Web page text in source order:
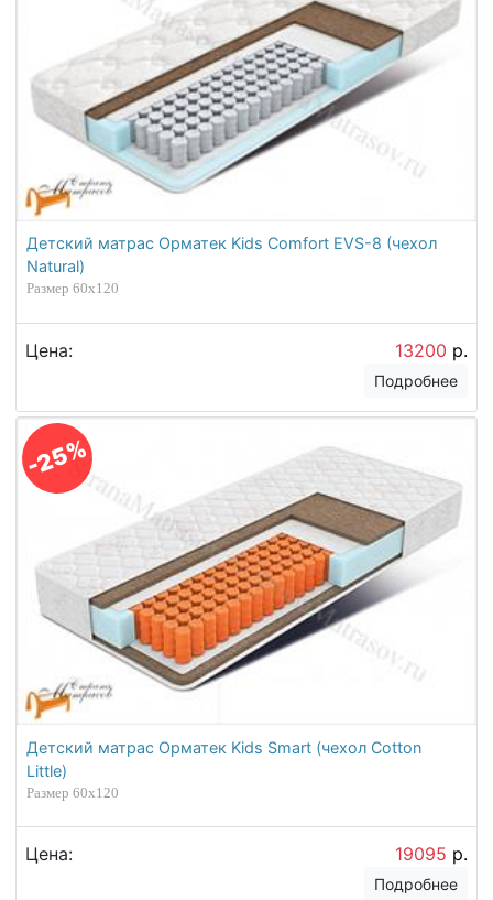
Детский матрас Орматек Kids Comfort EVS-8 (чехол
Natural)
Размер 60х120
Цена: 13200 р.
Подробнее
-25%
Детский матрас Орматек Kids Smart (чехол Cotton
Little)
Размер 60х120
Цена: 19095 р.
Подробнее